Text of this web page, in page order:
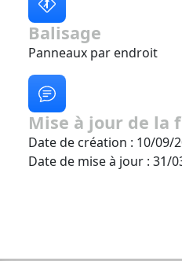
Balisage
Panneaux par endroit
Mise à jour de la
Date de création : 10/09/
Date de mise à jour : 31/